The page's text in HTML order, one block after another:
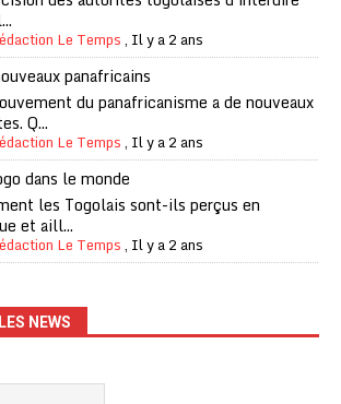
Le Temps, Il y a 2 ans
panafricains
du panafricanisme a de nouveaux
Q...
Le Temps, Il y a 2 ans
dans le monde
les Togolais sont-ils perçus en
et aill...
Le Temps, Il y a 2 ans
NEWS